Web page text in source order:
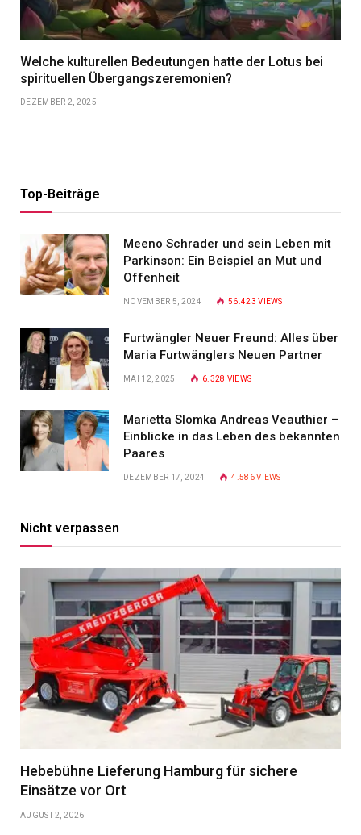
Welche kulturellen Bedeutungen hatte der Lotus bei
spirituellen Übergangszeremonien?
DEZEMBER 2, 2025
Top-Beiträge
Meeno Schrader und sein Leben mit
Parkinson: Ein Beispiel an Mut und
Offenheit
NOVEMBER 5, 2024 56.423VIEWS
Furtwängler Neuer Freund: Alles über
Maria Furtwänglers Neuen Partner
MAI 12, 2025 6.328 VIEWS
Marietta Slomka Andreas Veauthier –
Einblicke in das Leben des bekannten
Paares
DEZEMBER 17, 2024 4.586VIEWS
Nicht verpassen
Hebebühne Lieferung Hamburg für sichere
Einsätze vor Ort
AUGUST 2, 2026